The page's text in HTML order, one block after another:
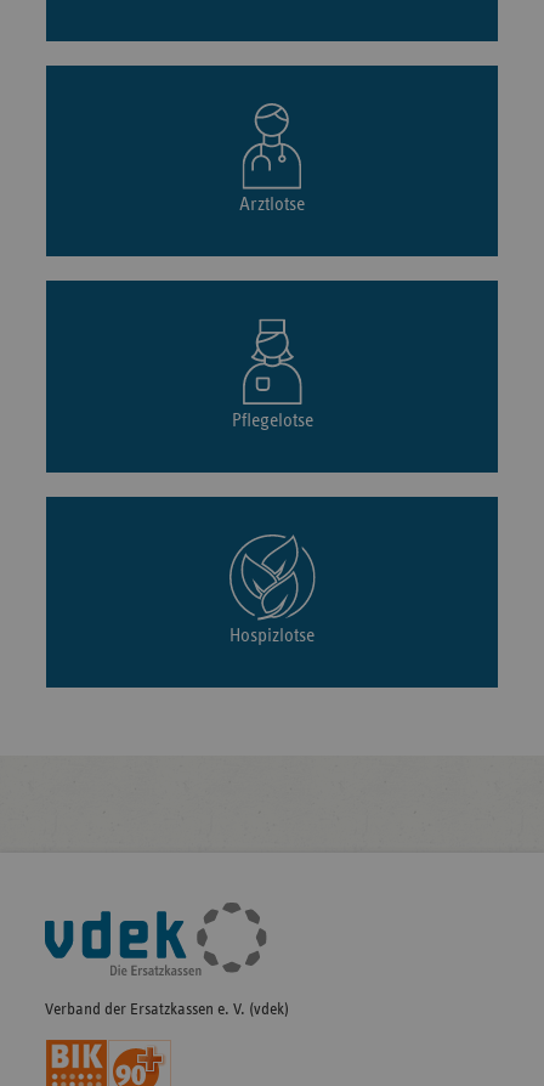
Arztlotse
Pflegelotse
Hospizlotse
Fußleisten-
Navigation
Verband der Ersatzkassen e. V. (vdek)